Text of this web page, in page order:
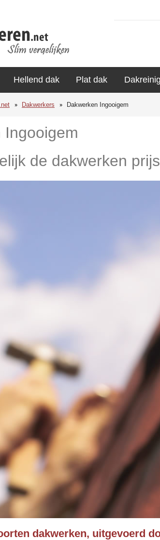
Hellend dak Plat dak
Dakwerkers Dakwerken Ingooigem
Ingooigem
de dakwerken
dakwerken, uitgevoerd